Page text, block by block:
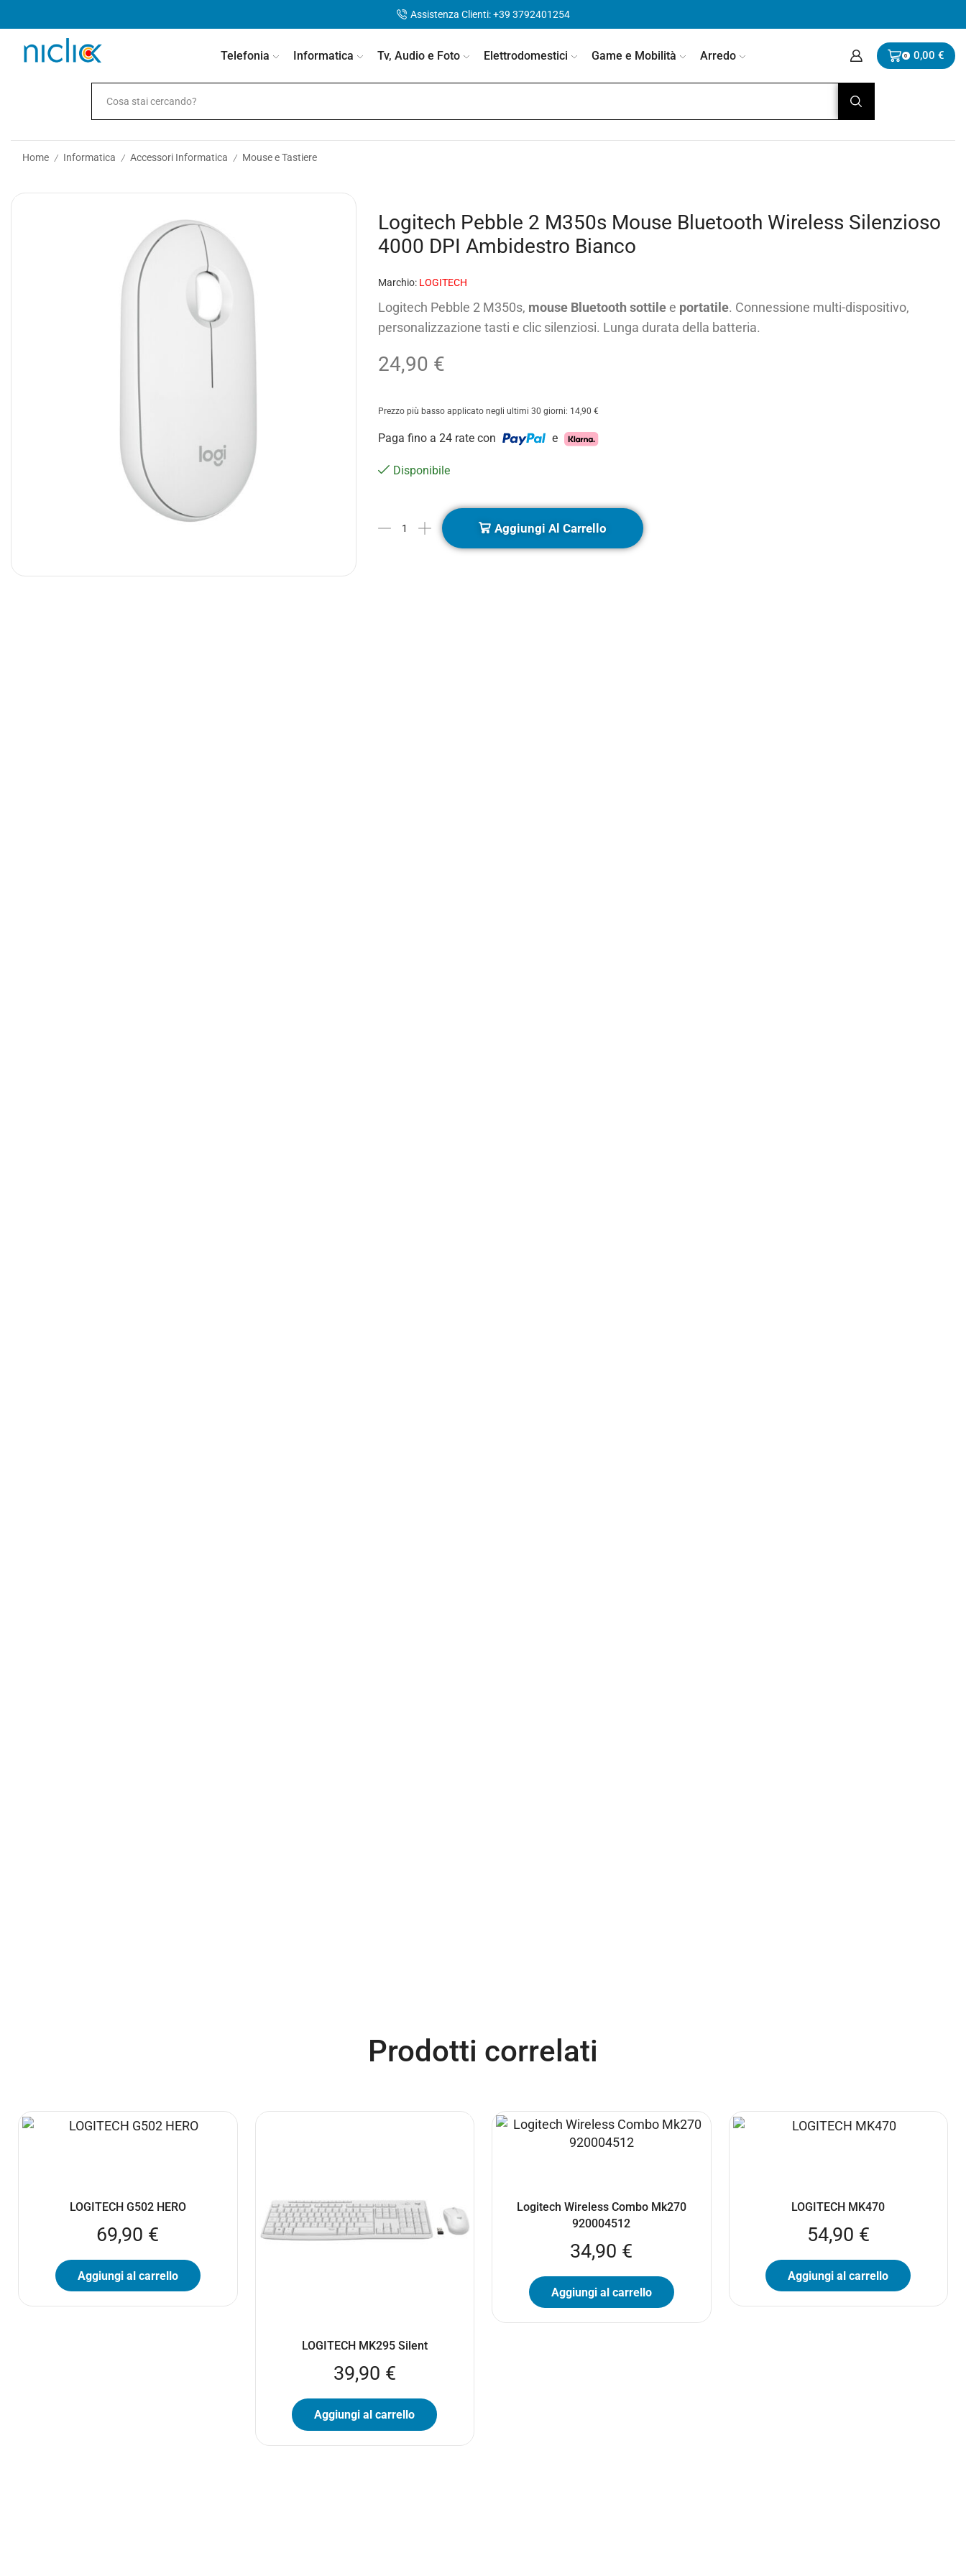
Assistenza Clienti: +39 3792401254
Telefonia Informatica Tv, Audio e Foto Elettrodomestici Game e Mobilità Arredo 0 0,00 €
Home / Informatica / Accessori Informatica / Mouse e Tastiere
Logitech Pebble 2 M350s Mouse Bluetooth Wireless Silenzioso
4000 DPI Ambidestro Bianco
Marchio: LOGITECH
Logitech Pebble 2 M350s, mouse Bluetooth sottilee portatile. Connessione multi-dispositivo,
personalizzazione tasti e clic silenziosi. Lunga durata della batteria.
24,90 €
Prezzo più basso applicato negli ultimi 30 giorni: 14,90 €
Paga fino a 24 rate con e
Disponibile
Aggiungi Al Carrello
Prodotti correlati
LOGITECH G502 HERO
69,90 €
Aggiungi al carrello
LOGITECH MK295 Silent
39,90 €
Aggiungi al carrello
Logitech Wireless Combo Mk270
920004512
34,90 €
Aggiungi al carrello
LOGITECH MK470
54,90 €
Aggiungi al carrello